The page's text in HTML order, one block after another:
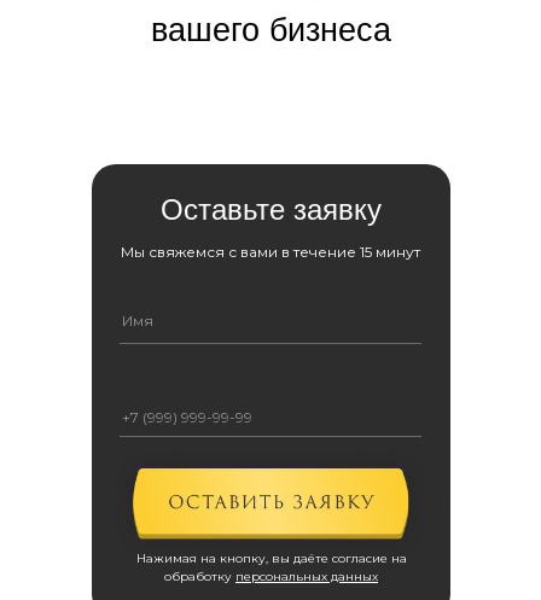
вашего бизнеса
Оставьте заявку
Мы свяжемся с вами в течение 15 минут
Нажимая на кнопку, вы даёте согласие на
обработку персональных данных